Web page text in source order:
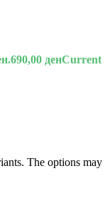
690,00 денCurrent
The options may